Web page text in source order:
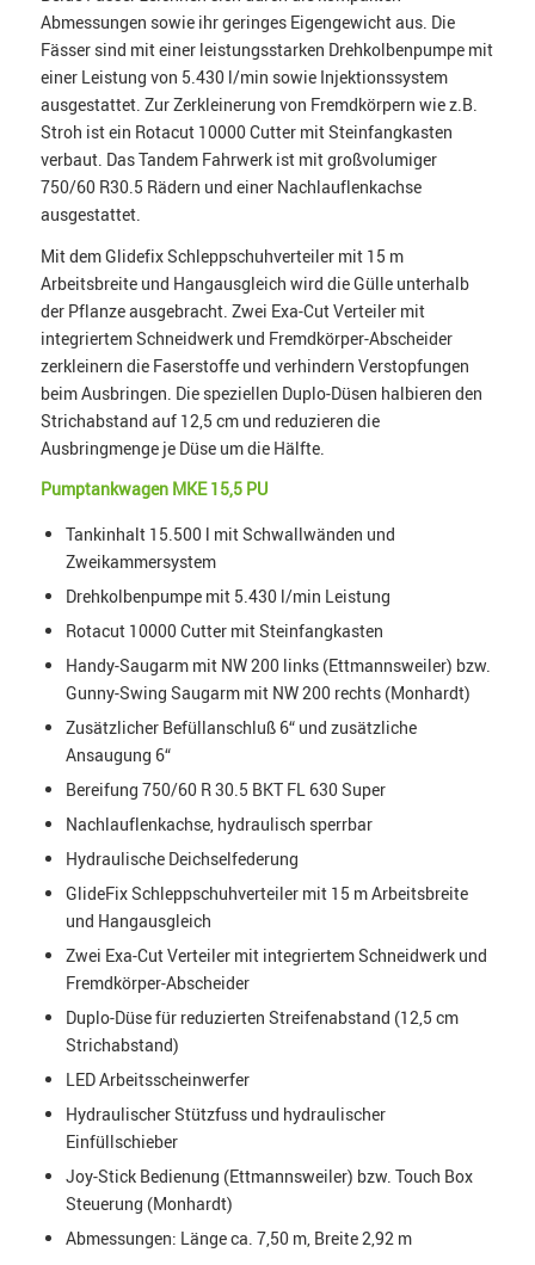
Abmessungen sowie ihr geringes Eigengewicht aus. Die
Fässer sind mit einer leistungsstarken Drehkolbenpumpe mit
einer Leistung von 5.430 l/min sowie Injektionssystem
ausgestattet. Zur Zerkleinerung von Fremdkörpern wie z.B.
Stroh ist ein Rotacut 10000 Cutter mit Steinfangkasten
verbaut. Das Tandem Fahrwerk ist mit großvolumiger
750/60 R30.5 Rädern und einer Nachlauflenkachse
ausgestattet.
Mit dem Glidefix Schleppschuhverteiler mit 15 m
Arbeitsbreite und Hangausgleich wird die Gülle unterhalb
der Pflanze ausgebracht. Zwei Exa-Cut Verteiler mit
integriertem Schneidwerk und Fremdkörper-Abscheider
zerkleinern die Faserstoffe und verhindern Verstopfungen
beim Ausbringen. Die speziellen Duplo-Düsen halbieren den
Strichabstand auf 12,5 cm und reduzieren die
Ausbringmenge je Düse um die Hälfte.
Pumptankwagen MKE 15,5 PU
Tankinhalt 15.500 l mit Schwallwänden und
Zweikammersystem
Drehkolbenpumpe mit 5.430 l/min Leistung
Rotacut 10000 Cutter mit Steinfangkasten
Handy-Saugarm mit NW 200 links (Ettmannsweiler) bzw.
Gunny-Swing Saugarm mit NW 200 rechts (Monhardt)
Zusätzlicher Befüllanschluß 6“ und zusätzliche
Ansaugung 6“
Bereifung 750/60 R 30.5 BKT FL 630 Super
Nachlauflenkachse, hydraulisch sperrbar
Hydraulische Deichselfederung
GlideFix Schleppschuhverteiler mit 15 m Arbeitsbreite
und Hangausgleich
Zwei Exa-Cut Verteiler mit integriertem Schneidwerk und
Fremdkörper-Abscheider
Duplo-Düse für reduzierten Streifenabstand (12,5 cm
Strichabstand)
LED Arbeitsscheinwerfer
Hydraulischer Stützfuss und hydraulischer
Einfüllschieber
Joy-Stick Bedienung (Ettmannsweiler) bzw. Touch Box
Steuerung (Monhardt)
Abmessungen: Länge ca. 7,50 m, Breite 2,92 m